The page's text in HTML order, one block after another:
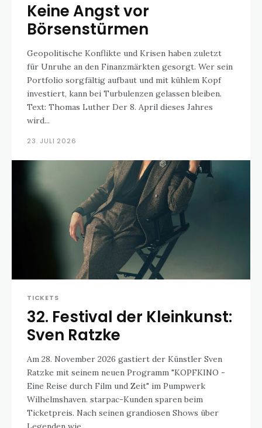
Keine Angst vor
Börsenstürmen
Geopolitische Konflikte und Krisen haben zuletzt
für Unruhe an den Finanzmärkten gesorgt. Wer sein
Portfolio sorgfältig aufbaut und mit kühlem Kopf
investiert, kann bei Turbulenzen gelassen bleiben.
Text: Thomas Luther Der 8. April dieses Jahres
wird...
23. JULI 2026
TICKETS
32. Festival der Kleinkunst:
Sven Ratzke
Am 28. November 2026 gastiert der Künstler Sven
Ratzke mit seinem neuen Programm "KOPFKINO -
Eine Reise durch Film und Zeit" im Pumpwerk
Wilhelmshaven. starpac-Kunden sparen beim
Ticketpreis. Nach seinen grandiosen Shows über